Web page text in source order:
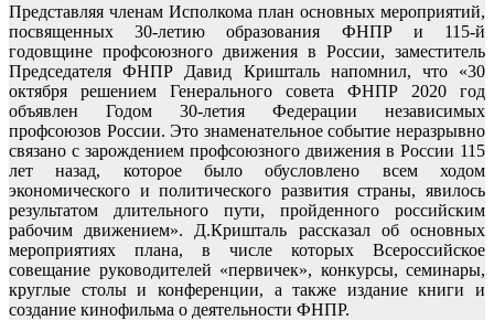
Представляя членам Исполкома план основных мероприятий,
посвященных 30-летию образования ФНПР и 115-й
годовщине профсоюзного движения в России, заместитель
Председателя ФНПР Давид Кришталь напомнил, что «30
октября решением Генерального совета ФНПР 2020 год
объявлен Годом 30-летия Федерации независимых
профсоюзов России. Это знаменательное событие неразрывно
связано с зарождением профсоюзного движения в России 115
лет назад, которое было обусловлено всем ходом
экономического и политического развития страны, явилось
результатом длительного пути, пройденного российским
рабочим движением». Д.Кришталь рассказал об основных
мероприятиях плана, в числе которых Всероссийское
совещание руководителей «первичек», конкурсы, семинары,
круглые столы и конференции, а также издание книги и
создание кинофильма о деятельности ФНПР.